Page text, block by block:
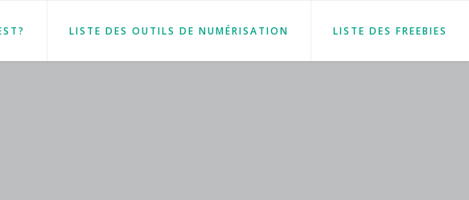
LISTE DES OUTILS DE NUMÉRISATION LISTE DES FREEBIES